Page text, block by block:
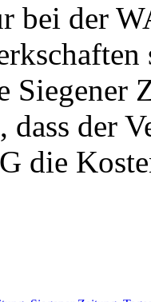
bei der
Siegener
dass der
die